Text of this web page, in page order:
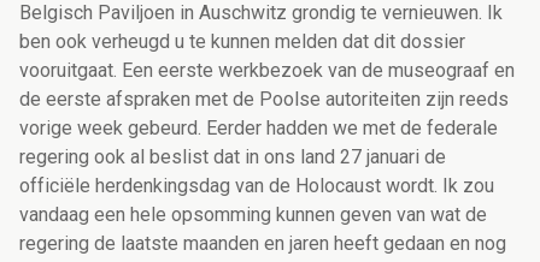
Belgisch Paviljoen in Auschwitz grondig te vernieuwen. Ik
ben ook verheugd u te kunnen melden dat dit dossier
vooruitgaat. Een eerste werkbezoek van de museograaf en
de eerste afspraken met de Poolse autoriteiten zijn reeds
vorige week gebeurd. Eerder hadden we met de federale
regering ook al beslist dat in ons land 27 januari de
officiële herdenkingsdag van de Holocaust wordt. Ik zou
vandaag een hele opsomming kunnen geven van wat de
regering de laatste maanden en jaren heeft gedaan en nog